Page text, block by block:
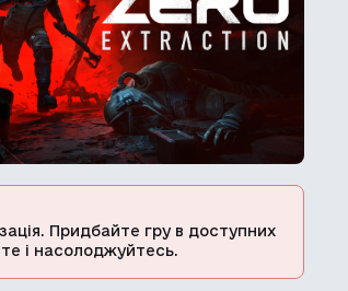
Придбайте гру в доступних
і насолоджуйтесь.